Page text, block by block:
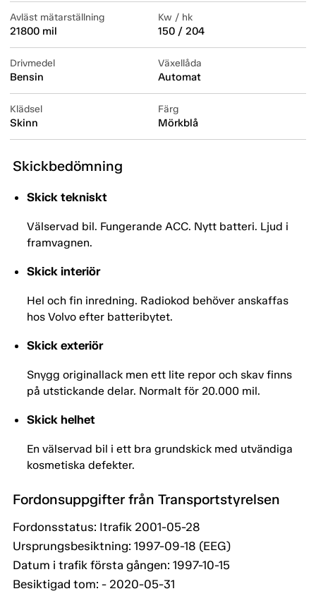
Avläst mätarställning
21800 mil
Kw / hk
150 / 204
Drivmedel
Bensin
Växellåda
Automat
Klädsel
Skinn
Färg
Mörkblå
Skickbedömning
Skick tekniskt
Välservad bil. Fungerande ACC. Nytt batteri. Ljud i
framvagnen.
Skick interiör
Hel och fin inredning. Radiokod behöver anskaffas
hos Volvo efter batteribytet.
Skick exteriör
Snygg originallack men ett lite repor och skav finns
på utstickande delar. Normalt för 20.000 mil.
Skick helhet
En välservad bil i ett bra grundskick med utvändiga
kosmetiska defekter.
Fordonsuppgifter från Transportstyrelsen
Fordonsstatus: Itrafik 2001-05-28
Ursprungsbesiktning: 1997-09-18 (EEG)
Datum i trafik första gången: 1997-10-15
Besiktigad tom: - 2020-05-31